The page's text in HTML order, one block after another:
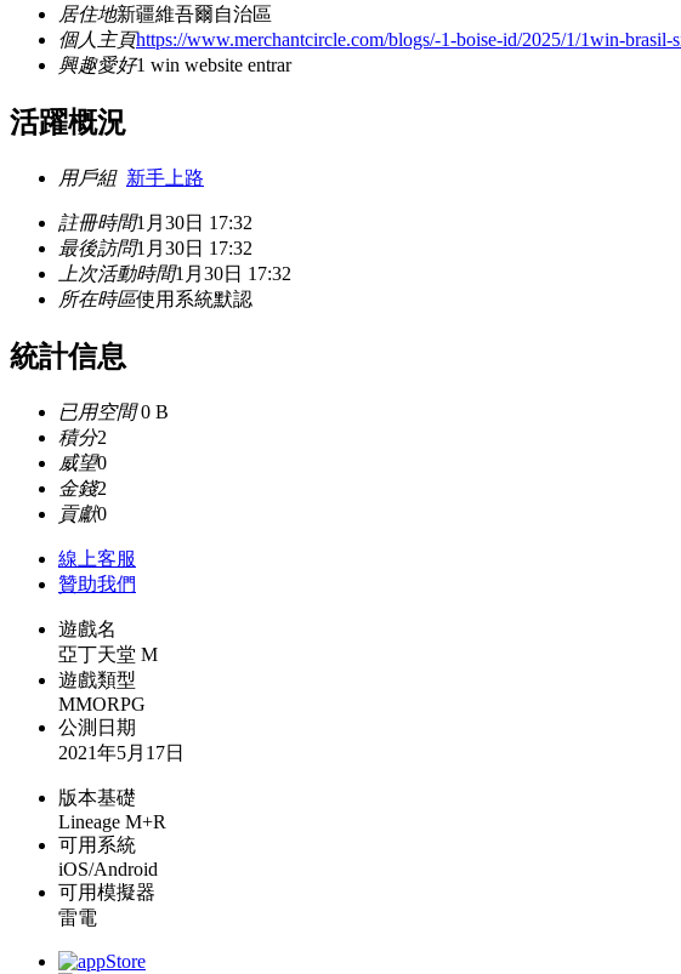
居住地新疆維吾爾自治區
個人主頁https://www.merchantcircle.com/blogs/-1-boise-id/2025/1/1win-brasil-
興趣愛好1 win website entrar
活躍概況
用戶組 新手上路
註冊時間1月30日 17:32
最後訪問1月30日 17:32
上次活動時間1月30日 17:32
所在時區使用系統默認
統計信息
已用空間0 B
積分2
威望0
金錢2
貢獻0
線上客服
贊助我們
遊戲名
亞丁天堂 M
遊戲類型
MMORPG
公測日期
2021年5月17日
版本基礎
Lineage M+R
可用系統
iOS/Android
可用模擬器
雷電